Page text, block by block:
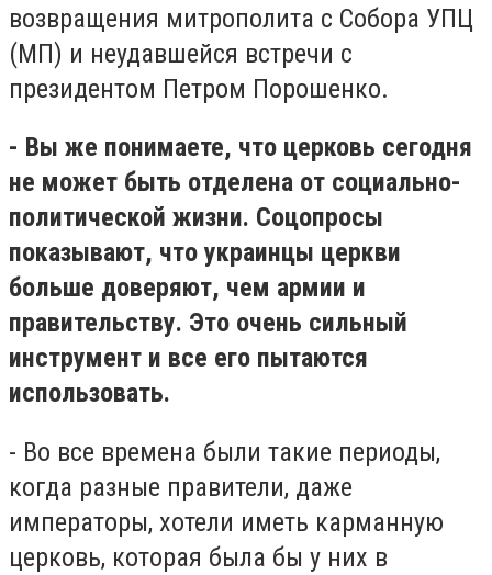
возвращения митрополита с Собора УПЦ
(МП) и неудавшейся встречи с
президентом Петром Порошенко.
- Вы же понимаете, что церковь сегодня
не может быть отделена от социально-
политической жизни. Соцопросы
показывают, что украинцы церкви
больше доверяют, чем армии и
правительству. Это очень сильный
инструмент и все его пытаются
использовать.
- Во все времена были такие периоды,
когда разные правители, даже
императоры, хотели иметь карманную
церковь, которая была бы у них в